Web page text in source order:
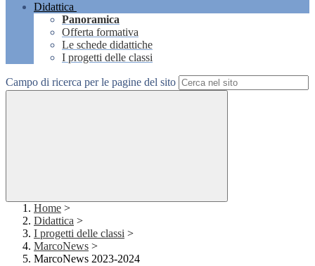
Didattica
Panoramica
Offerta formativa
Le schede didattiche
I progetti delle classi
Campo di ricerca per le pagine del sito
Home >
Didattica >
I progetti delle classi >
MarcoNews >
MarcoNews 2023-2024